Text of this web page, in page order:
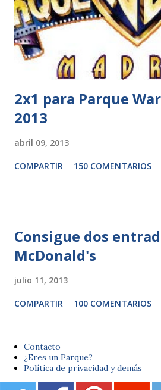
2x1 para Parque
2013
abril 09, 2013
COMPARTIR 150 COMENTARIOS
Consigue dos
McDonald's
julio 11, 2013
COMPARTIR 100 COMENTARIOS
Contacto
¿Eres un Parque?
Política de privacidad y demás